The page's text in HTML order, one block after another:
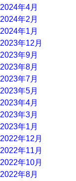
2024年4月
2024年2月
2024年1月
2023年12月
2023年9月
2023年8月
2023年7月
2023年5月
2023年4月
2023年3月
2023年1月
2022年12月
2022年11月
2022年10月
2022年8月